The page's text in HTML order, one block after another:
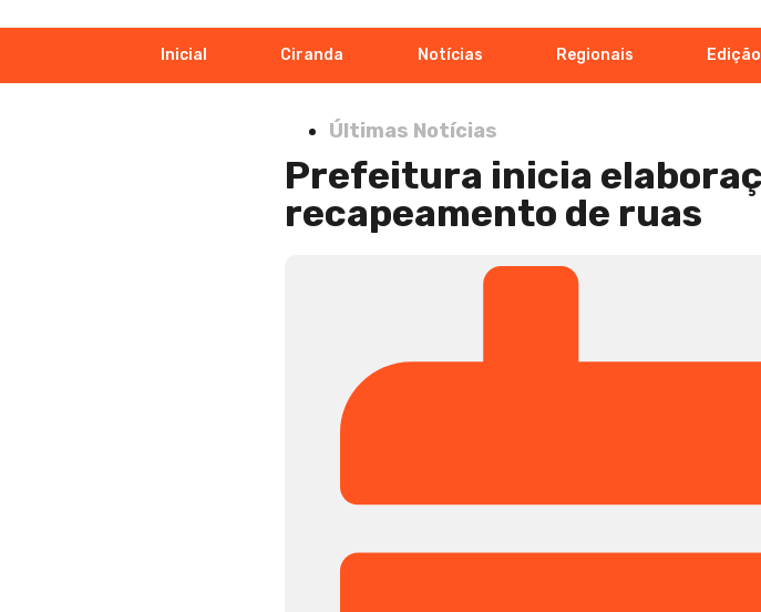
Inicial Ciranda Notícias Regionais
Últimas Notícias
Prefeitura inicia
recapeamento de ruas